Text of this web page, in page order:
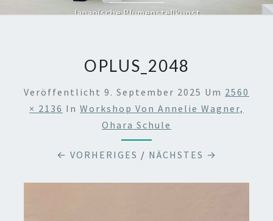
Japanische Blumenstellkunst
OPLUS_2048
Veröffentlicht 9. September 2025 Um 2560
× 2136 In Workshop Von Annelie Wagner,
Ohara Schule
← VORHERIGES / NÄCHSTES →